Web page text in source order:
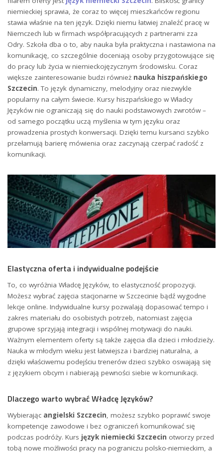
niemieckiej sprawia, że coraz to więcej mieszkańców regionu
stawia właśnie na ten język. Dzięki niemu łatwiej znaleźć pracę w
Niemczech lub w firmach współpracujących z partnerami zza
Odry. Szkoła dba o to, aby nauka była praktyczna i nastawiona na
komunikację, co szczególnie doceniają osoby przygotowujące się
do pracy lub życia w niemieckojęzycznym środowisku. Coraz
większe zainteresowanie budzi również nauka hiszpańskiego
Szczecin. To język dynamiczny, melodyjny oraz niezwykle
popularny na całym świecie. Kursy hiszpańskiego w Władcy
Języków nie ograniczają się do nauki podstawowych zwrotów –
od samego początku uczą myślenia w tym języku oraz
prowadzenia prostych konwersacji. Dzięki temu kursanci szybko
przełamują barierę mówienia oraz zaczynają czerpać radość z
komunikacji.
Elastyczna oferta i indywidualne podejście
To, co wyróżnia Władcę Języków, to elastyczność propozycji.
Możesz wybrać zajęcia stacjonarne w Szczecinie bądź wygodne
lekcje online. Indywidualne kursy pozwalają dopasować tempo i
zakres materiału do osobistych potrzeb, natomiast zajęcia
grupowe sprzyjają integracji i wspólnej motywacji do nauki.
Ważnym elementem oferty są także zajęcia dla dzieci i młodzieży.
Nauka w młodym wieku jest łatwiejsza i bardziej naturalna, a
dzięki właściwemu podejściu trenerów dzieci szybko oswajają się
z językiem obcym i nabierają pewności siebie w komunikacji.
Dlaczego warto wybrać Władcę Języków?
Wybierając angielski Szczecin, możesz szybko poprawić swoje
kompetencje zawodowe i bez ograniczeń komunikować się
podczas podróży. Kurs język niemiecki Szczecin otworzy przed
tobą nowe możliwości pracy na pograniczu polsko-niemieckim, a